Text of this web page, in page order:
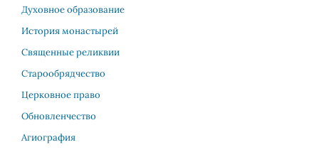
Духовное образование
История монастырей
Священные реликвии
Старообрядчество
Церковное право
Обновленчество
Агиография